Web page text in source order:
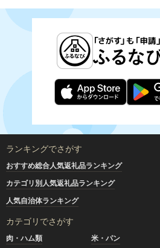
・申込の際にはお礼の品の受取希望
い。
（ご希望いただいた時間帯に配達
ご不在日や長期不在になる期間が
へご入力ください。
・番地や建物名等は必ずご入力くだ
・必ず氏名・住所が住民票情報と
お礼の品を住民票とは別の宛先に送
付先」にてご指定ください。
・寄附完了後のキャンセルや申込内
入力内容に間違いがないかご確認く
・飲食品のお礼の品につきまして、
配達できなかった場合、再送はいた
※飲食品以外のお品で再配送を希望
負担いただきます。
ランキングでさがす
おすすめ総合人気返礼品ランキング
カテゴリ別人気返礼品ランキング
人気自治体ランキング
カテゴリでさがす
肉・ハム類 米・パン